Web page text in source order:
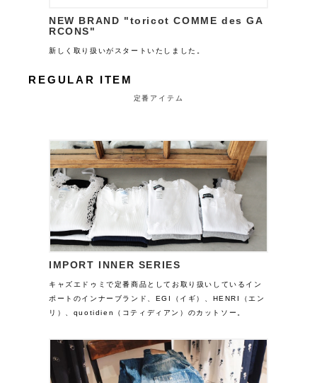
NEW BRAND "toricot COMME des GA
RCONS"
新しく取り扱いがスタートいたしました。
REGULAR ITEM
定番アイテム
IMPORT INNER SERIES
キャズエドゥミで定番商品としてお取り扱いしているイン
ポートのインナーブランド、EGI（イギ）、HENRI（エン
リ）、quotidien（コティディアン）のカットソー。